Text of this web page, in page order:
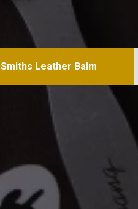
Smiths Leather Balm